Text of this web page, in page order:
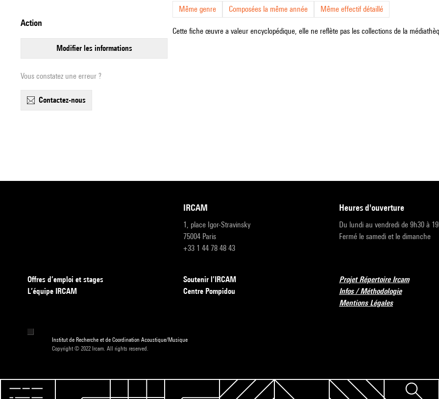
action
modifier les informations
Vous constatez une erreur ?
contactez-nous
Même genre Composées la même année Même effectif détaillé
Cette fiche œuvre a valeur encyclopédique, elle ne reflète pas les collections de la
IRCAM
1, place Igor-Stravinsky
75004 Paris
+33 1 44 78 48 43
heures d'ouverture
Du lundi au vendredi de 9h30 à
Fermé le samedi et le dimanche
Offres d’emploi et stages
L’équipe IRCAM
Soutenir l’IRCAM
Centre Pompidou
Projet Répertoire Ircam
Infos / Méthodologie
Mentions Légales
Institut de Recherche et de Coordination Acoustique/Musique
Copyright © 2022 Ircam. All rights reserved.